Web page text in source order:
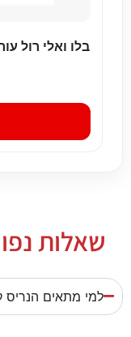
שאלות
למי מתאים הנריס